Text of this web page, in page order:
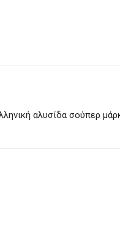
αλυσίδα σούπερ